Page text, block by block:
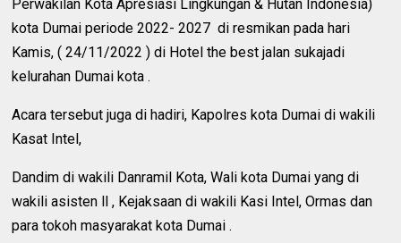
Perwakilan Kota Apresiasi Lingkungan & Hutan Indonesia)
kota Dumai periode 2022- 2027 di resmikan pada hari
Kamis, ( 24/11/2022 ) di Hotel the best jalan sukajadi
kelurahan Dumai kota .
Acara tersebut juga di hadiri, Kapolres kota Dumai di wakili
Kasat Intel,
Dandim di wakili Danramil Kota, Wali kota Dumai yang di
wakili asisten ll , Kejaksaan di wakili Kasi Intel, Ormas dan
para tokoh masyarakat kota Dumai .